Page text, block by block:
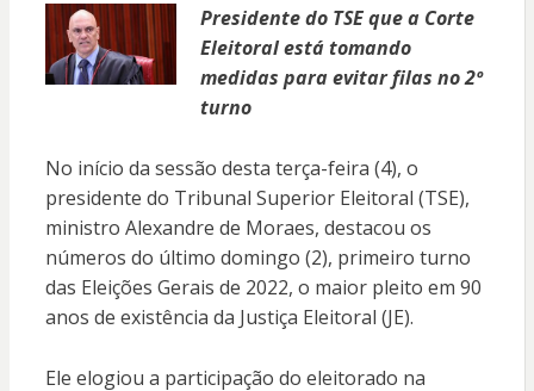
Presidente do TSE que a Corte
Eleitoral está tomando
medidas para evitar filas no 2º
turno
No início da sessão desta terça-feira (4), o
presidente do Tribunal Superior Eleitoral (TSE),
ministro Alexandre de Moraes, destacou os
números do último domingo (2), primeiro turno
das Eleições Gerais de 2022, o maior pleito em 90
anos de existência da Justiça Eleitoral (JE).
Ele elogiou a participação do eleitorado na